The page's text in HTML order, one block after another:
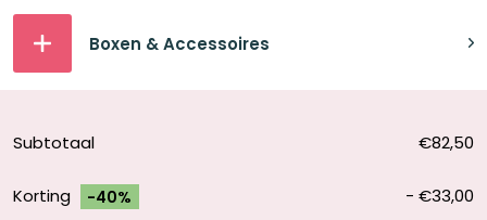
Boxen & Accessoires
Subtotaal €82,50
Korting -40% - €33,00